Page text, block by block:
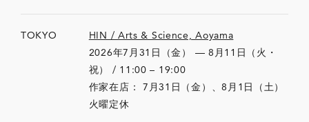
TOKYO
HIN / Arts & Science, Aoyama
2026年7月31日（金） — 8月11日（火・
祝） / 11:00 – 19:00
作家在店： 7月31日（金）、8月1日（土）
火曜定休